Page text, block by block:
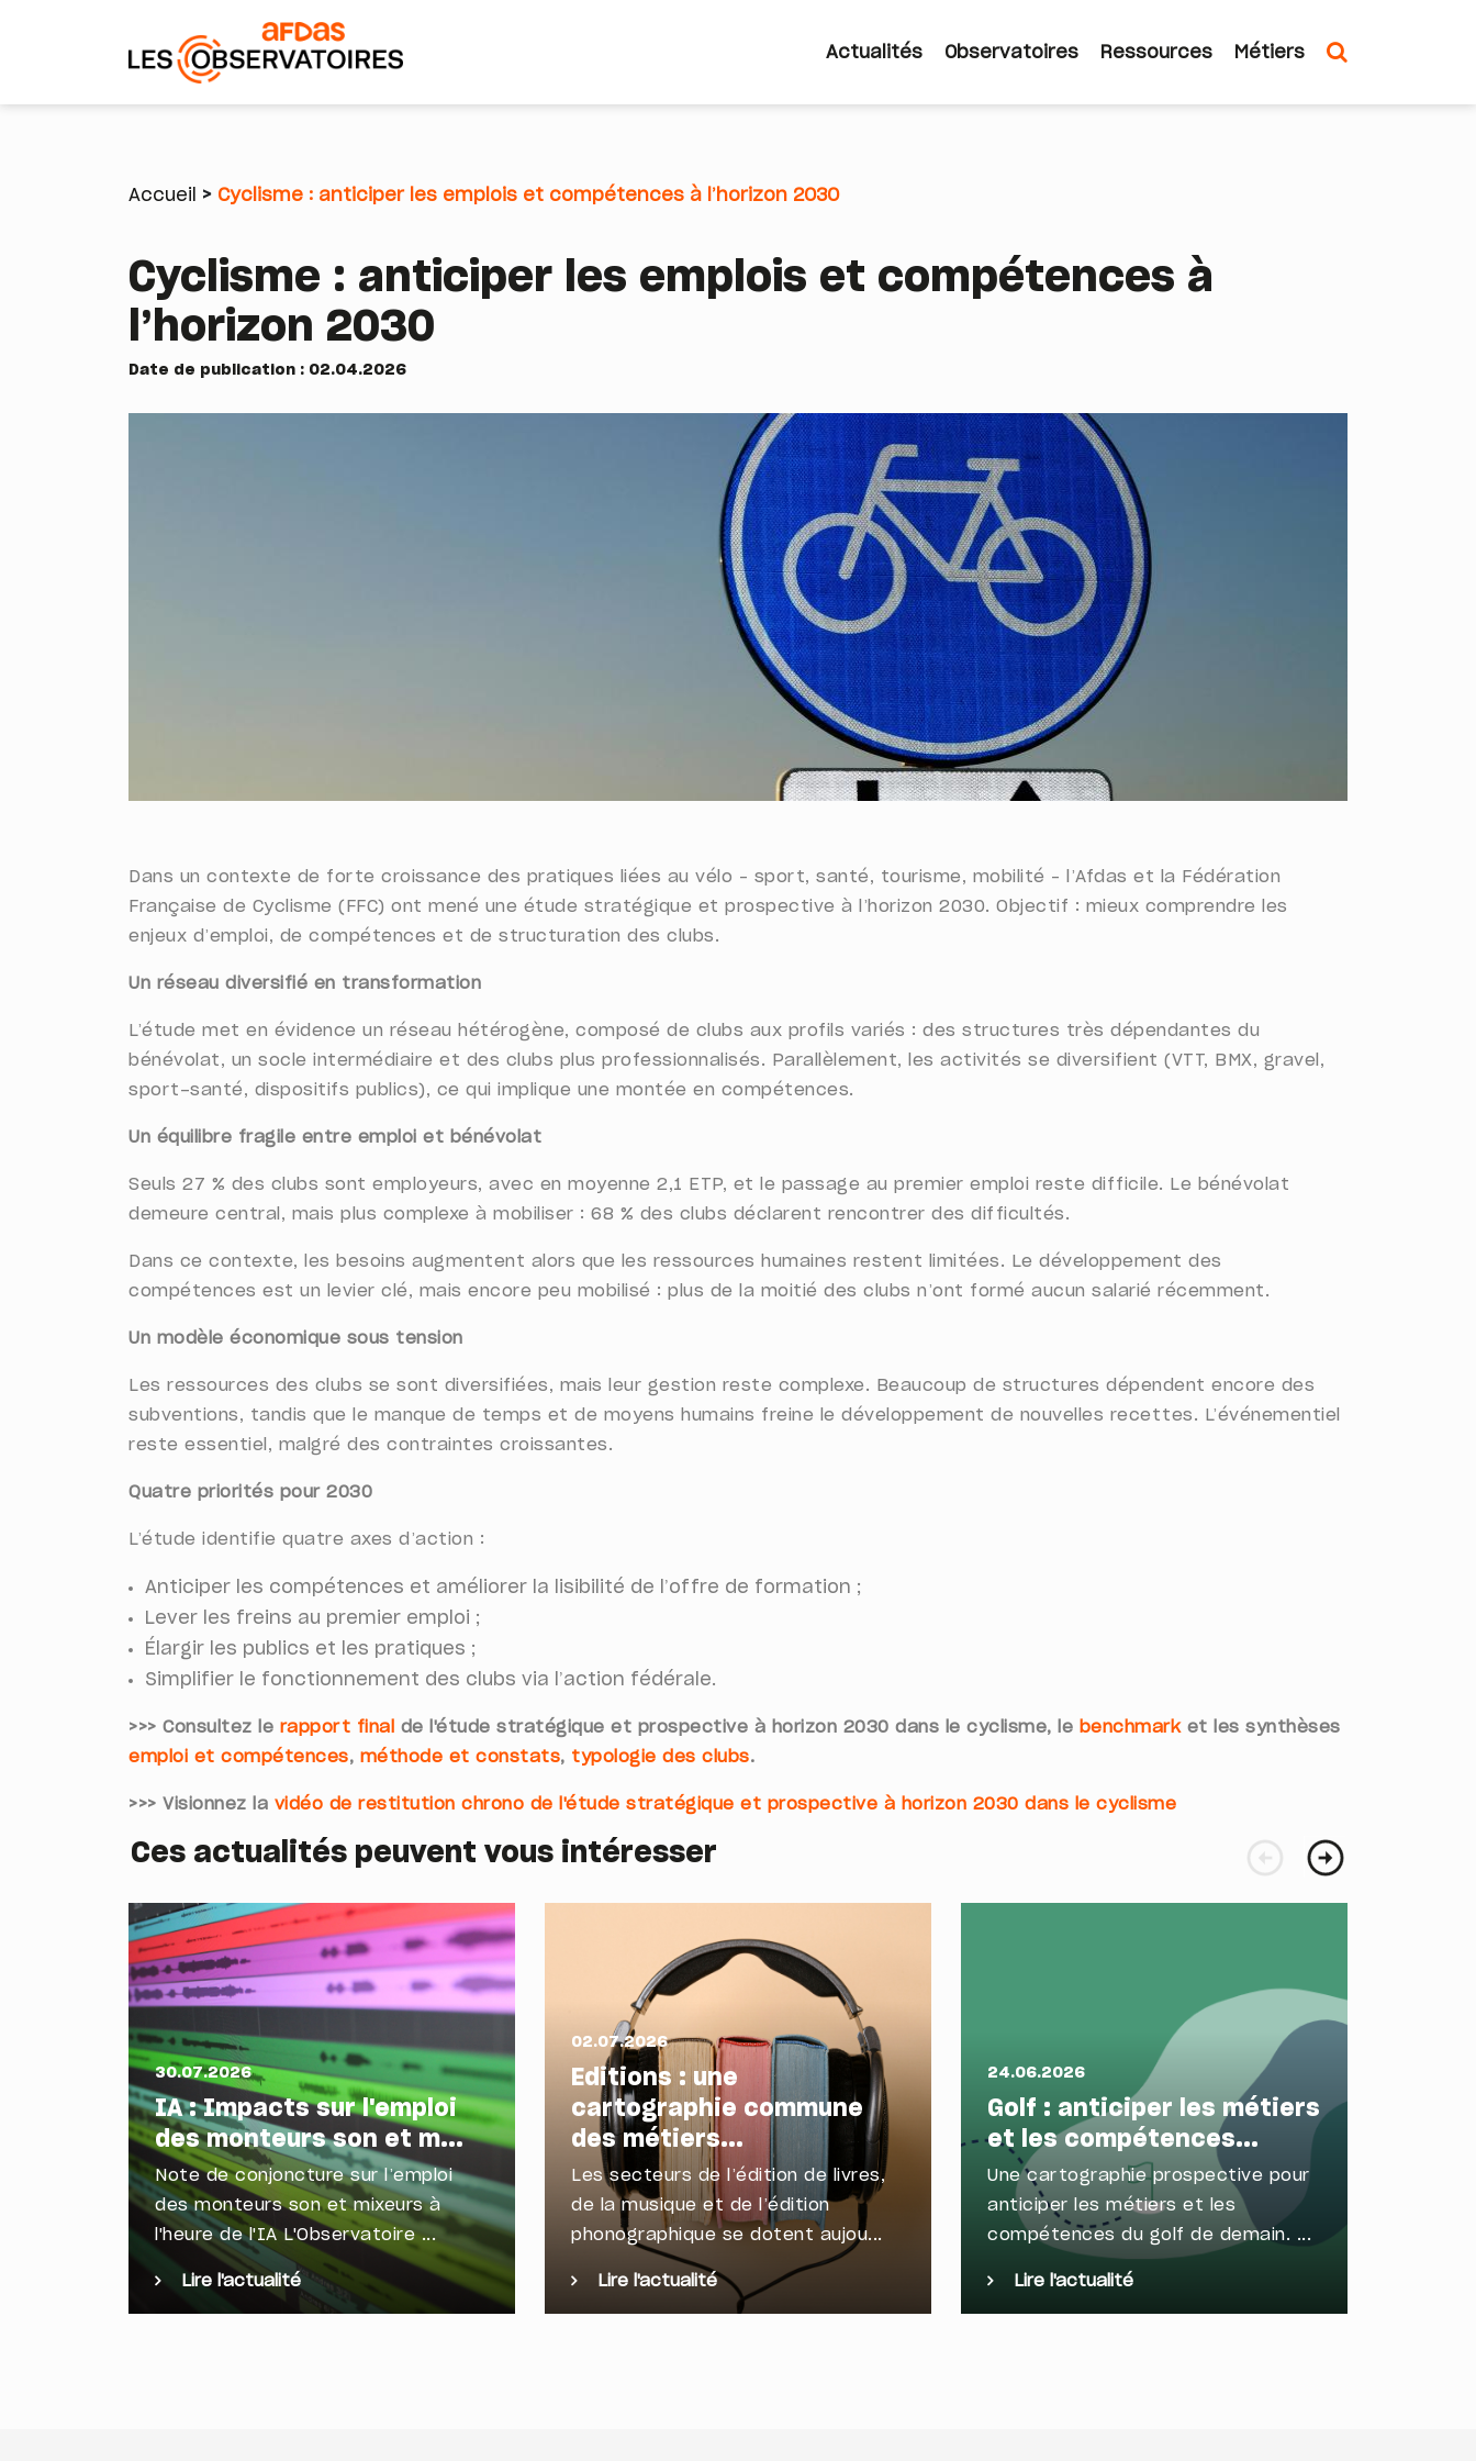
Actualités Observatoires Ressources Métiers
Fil
d'Ariane
Accueil Cyclisme : anticiper les emplois et compétences à l’horizon 2030
Cyclisme : anticiper les emplois et compétences à
l’horizon 2030
Date de publication : 02.04.2026
Dans un contexte de forte croissance des pratiques liées au vélo – sport, santé, tourisme, mobilité – l’Afdas et la Fédération
Française de Cyclisme (FFC) ont mené une étude stratégique et prospective à l’horizon 2030. Objectif : mieux comprendre les
enjeux d’emploi, de compétences et de structuration des clubs.
Un réseau diversifié en transformation
L’étude met en évidence un réseau hétérogène, composé de clubs aux profils variés : des structures très dépendantes du
bénévolat, un socle intermédiaire et des clubs plus professionnalisés. Parallèlement, les activités se diversifient (VTT, BMX, gravel,
sport-santé, dispositifs publics), ce qui implique une montée en compétences.
Un équilibre fragile entre emploi et bénévolat
Seuls 27 % des clubs sont employeurs, avec en moyenne 2,1 ETP, et le passage au premier emploi reste difficile. Le bénévolat
demeure central, mais plus complexe à mobiliser : 68 % des clubs déclarent rencontrer des difficultés.
Dans ce contexte, les besoins augmentent alors que les ressources humaines restent limitées. Le développement des
compétences est un levier clé, mais encore peu mobilisé : plus de la moitié des clubs n’ont formé aucun salarié récemment.
Un modèle économique sous tension
Les ressources des clubs se sont diversifiées, mais leur gestion reste complexe. Beaucoup de structures dépendent encore des
subventions, tandis que le manque de temps et de moyens humains freine le développement de nouvelles recettes. L’événementiel
reste essentiel, malgré des contraintes croissantes.
Quatre priorités pour 2030
L’étude identifie quatre axes d’action :
Anticiper les compétences et améliorer la lisibilité de l’offre de formation ;
Lever les freins au premier emploi ;
Élargir les publics et les pratiques ;
Simplifier le fonctionnement des clubs via l’action fédérale.
>>> Consultez le rapport final de l'étude stratégique et prospective à horizon 2030 dans le cyclisme, le benchmarket les synthèses
emploi et compétences, méthode et constats, typologie des clubs.
>>> Visionnez la vidéo de restitution chrono de l'étude stratégique et prospective à horizon 2030 dans le cyclisme
Ces actualités peuvent vous intéresser
30.07.2026
IA : Impacts sur l'emploi
des monteurs son et m...
Note de conjoncture sur l’emploi
des monteurs son et mixeurs à
l'heure de l'IA L'Observatoire ...
Lire l'actualité
02.07.2026
Editions : une
cartographie commune
des métiers...
Les secteurs de l’édition de livres,
de la musique et de l’édition
phonographique se dotent aujou...
Lire l'actualité
24.06.2026
Golf : anticiper les métiers
et les compétences...
Une cartographie prospective pour
anticiper les métiers et les
compétences du golf de demain. ...
Lire l'actualité